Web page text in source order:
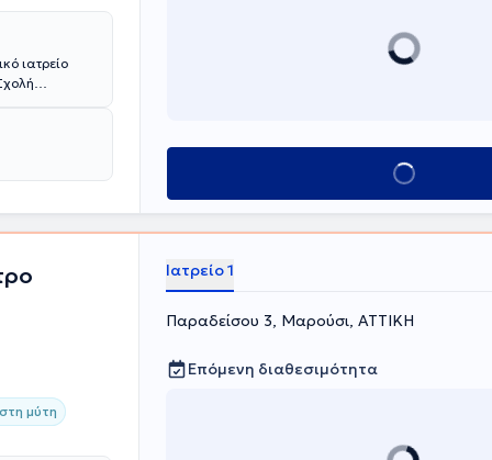
ιατρείο
Κλείσε ραντεβού
μύτη
Ιατρείο 1
Παραδείσου 3, Μαρούσι, ΑΤΤΙΚΗ
Επόμενη διαθεσιμότητα